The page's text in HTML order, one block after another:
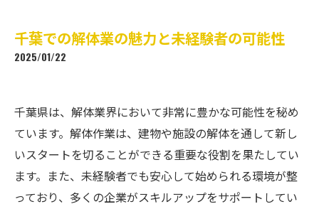
千葉での解体業の魅力と未経験者の可能性
2025/01/22
千葉県は、解体業界において非常に豊かな可能性を秘め
ています。解体作業は、建物や施設の解体を通して新し
いスタートを切ることができる重要な役割を果たしてい
ます。また、未経験者でも安心して始められる環境が整
っており、多くの企業がスキルアップをサポートしてい